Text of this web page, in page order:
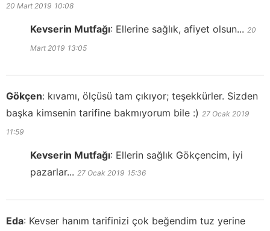
20 Mart 2019 10:08
Kevserin Mutfağı: Ellerine sağlık, afiyet olsun... 20
Mart 2019 13:05
Gökçen: kıvamı, ölçüsü tam çıkıyor; teşekkürler. Sizden
başka kimsenin tarifine bakmıyorum bile :) 27 Ocak 2019
11:59
Kevserin Mutfağı: Ellerin sağlık Gökçencim, iyi
pazarlar... 27 Ocak 2019 15:36
Eda: Kevser hanım tarifinizi çok beğendim tuz yerine